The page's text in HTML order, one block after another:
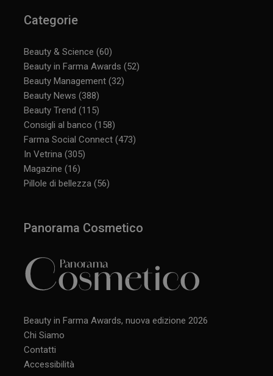
Categorie
Beauty & Science (60)
Beauty in Farma Awards (52)
Beauty Management (32)
Beauty News (388)
Beauty Trend (115)
Consigli al banco (158)
Farma Social Connect (473)
In Vetrina (305)
Magazine (16)
Pillole di bellezza (56)
Panorama Cosmetico
Beauty in Farma Awards, nuova edizione 2026
Chi Siamo
Contatti
Accessibilità